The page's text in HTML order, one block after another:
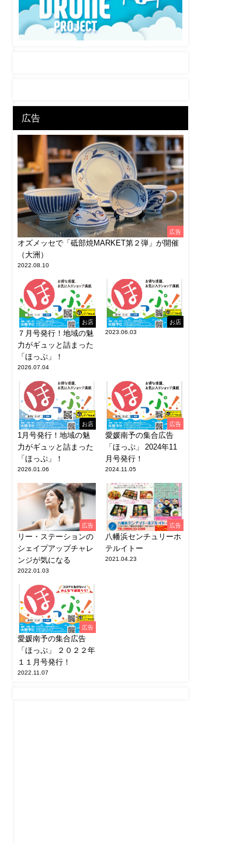
広告
広告
オズメッセで「砥部焼MARKET第２弾」が開催
（大洲）
2022.08.10
お店
７月号発行！地域の魅
力がギュッと詰まった
「ほっぷ」！
2026.07.04
お店
2023.06.03
お店
1月号発行！地域の魅
力がギュッと詰まった
「ほっぷ」！
2026.01.06
広告
愛媛南予の集合広告
「ほっぷ」 2024年11
月号発行！
2024.11.05
広告
リー・ステーションの
シェイプアップチャレ
ンジが気になる
2022.01.03
広告
八幡浜センチュリーホ
テルイトー
2021.04.23
広告
愛媛南予の集合広告
「ほっぷ」 ２０２２年
１１月号発行！
2022.11.07